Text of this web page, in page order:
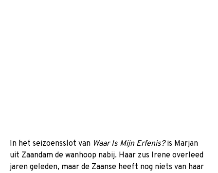
In het seizoensslot van Waar Is Mijn Erfenis?is Marjan
uit Zaandam de wanhoop nabij. Haar zus Irene overleed
jaren geleden, maar de Zaanse heeft nog niets van haar